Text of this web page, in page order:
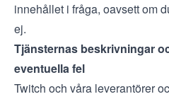
innehållet i fråga, oavsett om
ej.
Tjänsternas beskrivningar
eventuella fel
Twitch och våra leverantörer